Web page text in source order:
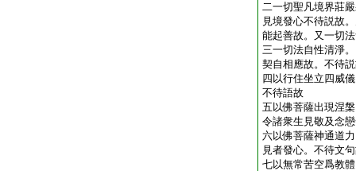
二一切聖凡境界莊
見境發心不待説故
能起善故。又一切
三一切法自性清淨
契自相應故。不待
四以行住坐立四威
不待語故
五以佛菩薩出現涅
令諸衆生見敬及念
六以佛菩薩神通道
見者發心。不待文
七以無常苦空爲教